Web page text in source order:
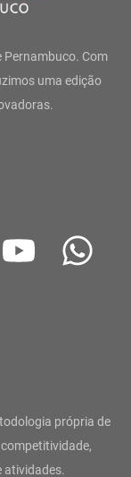
Pernambuco. Com
uma edição
Y
b
e
W
a
p
própria de
atividades.